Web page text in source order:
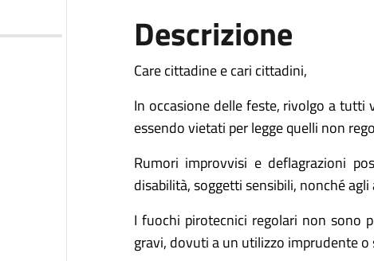
Descrizione
Care cittadine e cari cittadini,
In occasione delle feste, rivolgo a
essendo vietati per legge quelli non
Rumori improvvisi e deflagrazioni
disabilità, soggetti sensibili, nonché
I fuochi pirotecnici regolari non sono
gravi, dovuti a un utilizzo imprudente o